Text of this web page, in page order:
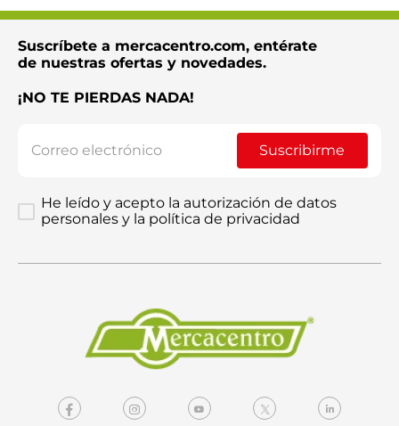
Enviar comentario
Suscríbete a mercacentro.com, entérate
de nuestras ofertas y novedades.
¡NO TE PIERDAS NADA!
Suscribirme
He leído y acepto la autorización de datos
personales y la política de privacidad